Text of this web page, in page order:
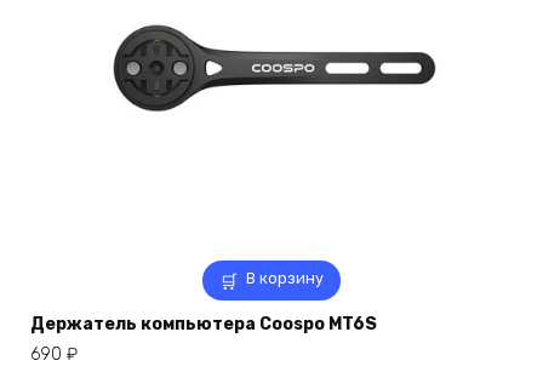
В корзину
Держатель компьютера Coospo MT6S
690 ₽